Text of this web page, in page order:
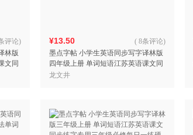
林版
文同
笔
评论) ¥13.50
墨点字帖 小学生英语同步写字译林版
四年级上册 单词短语江苏英语课文同
步练字专用三年级必修每日一练硬笔
( 8条评论)
龙文井